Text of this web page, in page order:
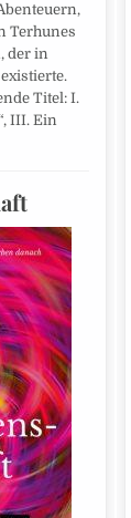
Terhunes
der in
Titel: I.
III. Ein